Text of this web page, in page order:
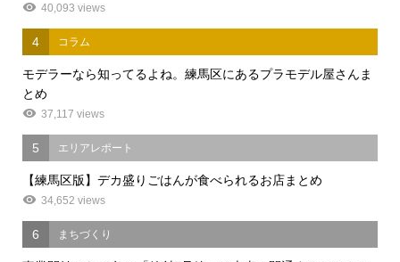
40,093 views
4 コラム
モデラーなら知ってるよね。練馬区にあるプラモデル屋さんま
とめ
37,117 views
5 エリアレポート
【練馬区版】デカ盛りごはんが食べられるお店まとめ
34,652 views
6 まちづくり